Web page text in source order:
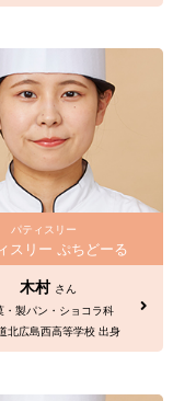
パティスリー
スリー ぷちどーる
木村 さん
・製パン・ショコラ科
北広島西高等学校 出身